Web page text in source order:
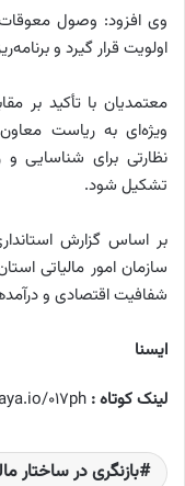
اولویت قرار گیرد و
معتمدیان با تأکید بر
ویژه‌ای به ریاست
نظارتی برای شناسایی
تشکیل شود.
بر اساس گزارش
سازمان امور مالیاتی
شفافیت اقتصادی و
ایسنا
لینک کوتاه : 017ph
بازنگری در ساختار